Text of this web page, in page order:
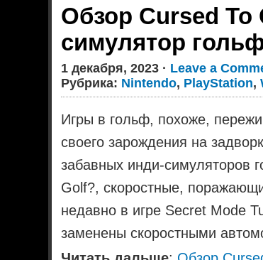
Обзор Cursed
симулятор
1 декабря, 2023 · Leave a
Рубрика: Nintendo, PlayStation,
Игры в гольф, похоже,
своего зарождения на
забавных инди-симуляторов
Golf?, скоростные,
недавно в игре Secret Mode
заменены скоростными